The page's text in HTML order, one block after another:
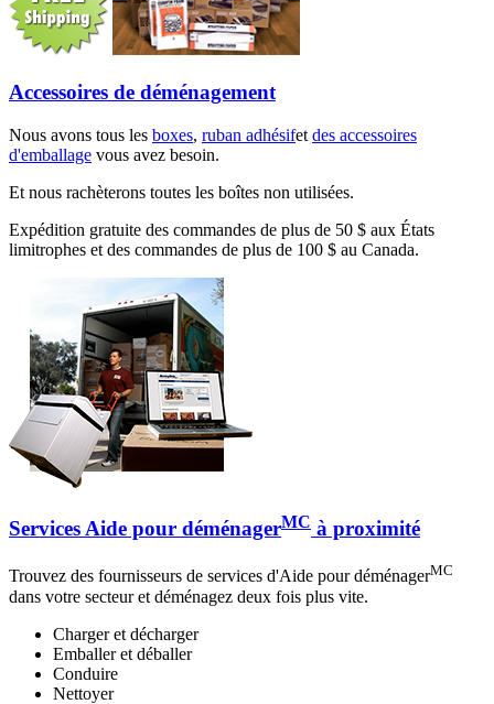
Accessoires de déménagement
Nous avons tous les boxes, ruban adhésifet des accessoires
d'emballage vous avez besoin.
Et nous rachèterons toutes les boîtes non utilisées.
Expédition gratuite des commandes de plus de 50 $ aux États
limitrophes et des commandes de plus de 100 $ au Canada.
Services Aide pour déménagerMC à proximité
Trouvez des fournisseurs de services d'Aide pour déménagerMC
dans votre secteur et déménagez deux fois plus vite.
Charger et décharger
Emballer et déballer
Conduire
Nettoyer